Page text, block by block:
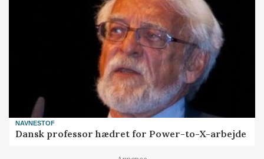
NAVNESTOF
Dansk professor hædret for Power-to-X-arbejde